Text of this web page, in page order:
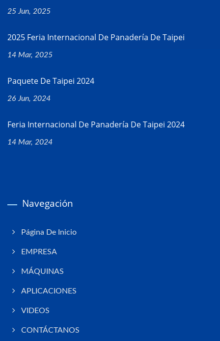
25 Jun, 2025
2025 Feria Internacional De Panadería De Taipei
14 Mar, 2025
Paquete De Taipei 2024
26 Jun, 2024
Feria Internacional De Panadería De Taipei 2024
14 Mar, 2024
Navegación
Página De Inicio
EMPRESA
MÁQUINAS
APLICACIONES
VIDEOS
CONTÁCTANOS